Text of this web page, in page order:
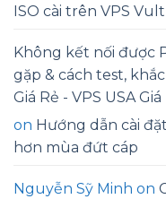
ISO cài trên VPS
Không kết nối được
gặp & cách test,
Giá Rẻ - VPS USA Giá
on Hướng dẫn cài đặt
hơn mùa đứt cáp
Nguyễn Sỹ Minh on